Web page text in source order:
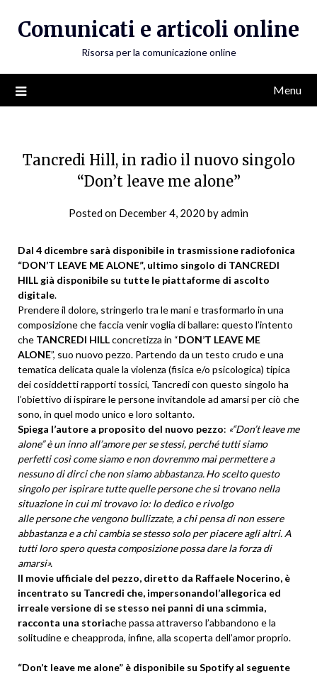
Comunicati e articoli online
Risorsa per la comunicazione online
Menu
Tancredi Hill, in radio il nuovo singolo
“Don’t leave me alone”
Posted on December 4, 2020 byadmin
Dal 4 dicembre sarà disponibile in trasmissione radiofonica
“DON’T LEAVE ME ALONE”, ultimo singolo di TANCREDI
HILL già disponibile su tutte le piattaforme di ascolto
digitale.
Prendere il dolore, stringerlo tra le mani e trasformarlo in una
composizione che faccia venir voglia di ballare: questo l’intento
che TANCREDI HILLconcretizza in “DON’T LEAVE ME
ALONE”, suo nuovo pezzo. Partendo da un testo crudo e una
tematica delicata quale la violenza (fisica e/o psicologica) tipica
dei cosiddetti rapporti tossici, Tancredi con questo singolo ha
l’obiettivo di ispirare le persone invitandole ad amarsi per ciò che
sono, in quel modo unico e loro soltanto.
Spiega l’autore a proposito del nuovo pezzo: «“Don’t leave me
alone” è un inno all’amore per se stessi, perché tutti siamo
perfetti così come siamo e non dovremmo mai permettere a
nessuno di dirci che non siamo abbastanza.Ho scelto questo
singolo per ispirare tutte quelle persone che si trovano nella
situazione in cui mi trovavo io: lo dedico e rivolgo
alle persone che vengono bullizzate, a chi pensa di non essere
abbastanza e a chi cambia se stesso solo per piacere agli altri. A
tutti loro spero questa composizione possa dare la forza di
amarsi».
Il movie ufficiale del pezzo, diretto da Raffaele Nocerino, è
incentrato su Tancredi che, impersonandol’allegorica ed
irreale versione di se stesso nei panni di una scimmia,
racconta una storiache passa attraverso l’abbandono e la
solitudine e cheapproda, infine, alla scoperta dell’amor proprio.
“Don’t leave me alone” è disponibile su Spotify al seguente